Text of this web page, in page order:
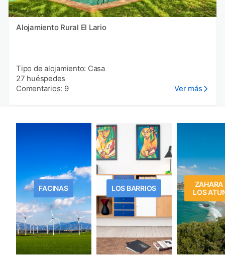
Alojamiento Rural El Lario
Tipo de alojamiento: Casa
27 huéspedes
Comentarios: 9
Ver más
FACINAS LOS BARRIOS
ZAHARA
LOS